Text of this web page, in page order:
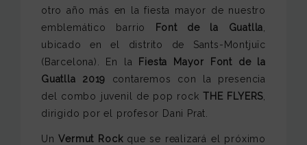
otro año más en la fiesta mayor de nuestro
emblemático barrio
Font de la Guatlla
ubicado en el distrito de Sants-Montjuïc
(Barcelona). En la
Fiesta Mayor Font de la
Guatlla 2019 contaremos con la presencia
del combo juvenil de pop rockTHE FLYERS
dirigido por el profesor Dani Prat.
UnVermut Rockque se realizará el próximo